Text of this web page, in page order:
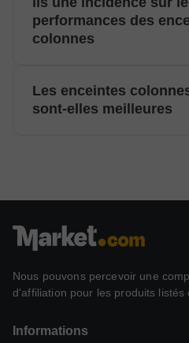
performances des
colonnes
Les enceintes
sont-elles meilleures
Nous pouvons percevoir une
d'affiliation pour les produits listés
Informations